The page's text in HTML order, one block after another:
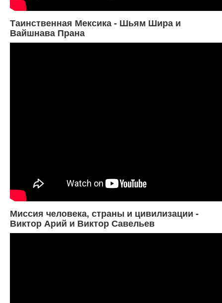
Таинственная Мексика - Шьям Шира и
Вайшнава Прана
Миссия человека, страны и цивилизации -
Виктор Арий и Виктор Савельев